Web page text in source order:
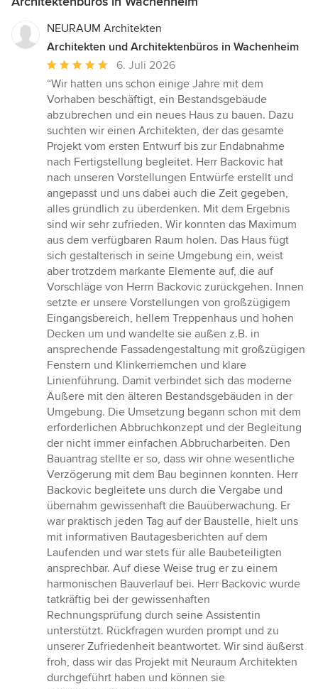
NEURAUM Architekten
Architekten und Architektenbüros in Wachenheim
Durchschnittliche
Bewertung:
5
von
5
Sternen
6. Juli 2026
“Wir hatten uns schon einige Jahre mit dem
Vorhaben beschäftigt, ein Bestandsgebäude
abzubrechen und ein neues Haus zu bauen. Dazu
suchten wir einen Architekten, der das gesamte
Projekt vom ersten Entwurf bis zur Endabnahme
nach Fertigstellung begleitet. Herr Backovic hat
nach unseren Vorstellungen Entwürfe erstellt und
angepasst und uns dabei auch die Zeit gegeben,
alles gründlich zu überdenken. Mit dem Ergebnis
sind wir sehr zufrieden. Wir konnten das Maximum
aus dem verfügbaren Raum holen. Das Haus fügt
sich gestalterisch in seine Umgebung ein, weist
aber trotzdem markante Elemente auf, die auf
Vorschläge von Herrn Backovic zurückgehen. Innen
setzte er unsere Vorstellungen von großzügigem
Eingangsbereich, hellem Treppenhaus und hohen
Decken um und wandelte sie außen z.B. in
ansprechende Fassadengestaltung mit großzügigen
Fenstern und Klinkerriemchen und klare
Linienführung. Damit verbindet sich das moderne
Äußere mit den älteren Bestandsgebäuden in der
Umgebung. Die Umsetzung begann schon mit dem
erforderlichen Abbruchkonzept und der Begleitung
der nicht immer einfachen Abbrucharbeiten. Den
Bauantrag stellte er so, dass wir ohne wesentliche
Verzögerung mit dem Bau beginnen konnten. Herr
Backovic begleitete uns durch die Vergabe und
übernahm gewissenhaft die Bauüberwachung. Er
war praktisch jeden Tag auf der Baustelle, hielt uns
mit informativen Bautagesberichten auf dem
Laufenden und war stets für alle Baubeteiligten
ansprechbar. Auf diese Weise trug er zu einem
harmonischen Bauverlauf bei. Herr Backovic wurde
tatkräftig bei der gewissenhaften
Rechnungsprüfung durch seine Assistentin
unterstützt. Rückfragen wurden prompt und zu
unserer Zufriedenheit beantwortet. Wir sind äußerst
froh, dass wir das Projekt mit Neuraum Architekten
durchgeführt haben und können sie